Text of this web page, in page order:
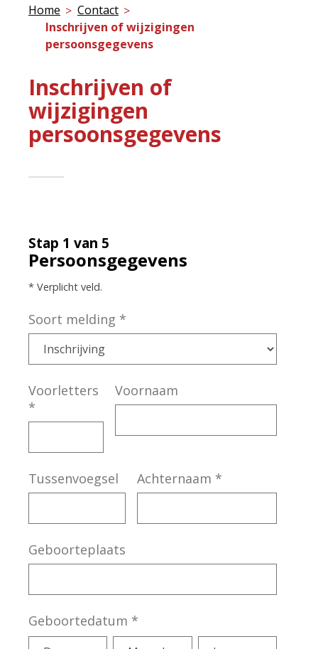
Home
Contact
Inschrijven of wijzigingen
persoonsgegevens
Inschrijven of
wijzigingen
persoonsgegevens
Stap 1 van 5
Persoonsgegevens
* Verplicht veld.
Soort melding *
Voorletters
*
Voornaam
Tussenvoegsel Achternaam *
Geboorteplaats
Geboortedatum *